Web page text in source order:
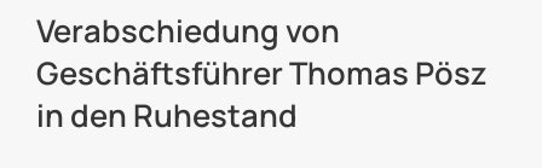
Verabschiedung von
Geschäftsführer Thomas Pösz
in den Ruhestand